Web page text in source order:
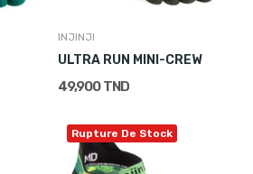
INJINJI
ULTRA RUN MINI-CREW
49,900 TND
Rupture De Stock